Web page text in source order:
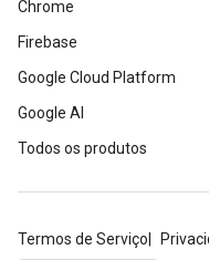
Chrome
Firebase
Google Cloud Platform
Google AI
Todos os produtos
Termos de Serviço